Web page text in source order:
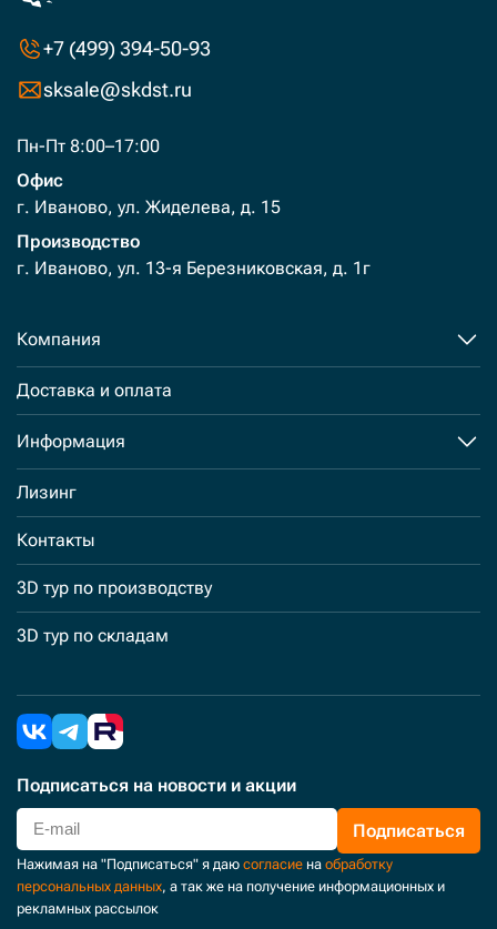
+7 (499) 394-50-93
sksale@skdst.ru
Пн-Пт 8:00–17:00
Офис
г. Иваново, ул. Жиделева, д. 15
Производство
г. Иваново, ул. 13-я Березниковская, д. 1г
Компания
Доставка и оплата
Информация
Лизинг
Контакты
3D тур по производству
3D тур по складам
Подписаться на новости и акции
Подписаться
Нажимая на "Подписаться" я даю согласие на обработку
персональных данных, а так же на получение информационных и
рекламных рассылок